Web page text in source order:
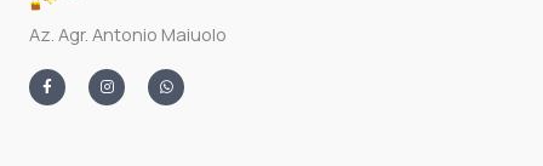
Az. Agr. Antonio Maiuolo
a
c
e
n
s
t
h
a
t